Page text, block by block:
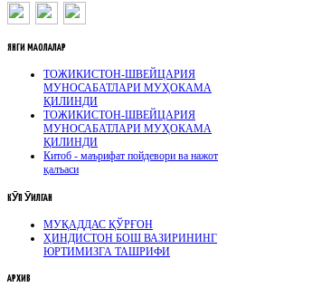
ЯНГИ МАҚОЛАЛАР
ТОЖИКИСТОН-ШВЕЙЦАРИЯ
МУНОСАБАТЛАРИ МУҲОКАМА
ҚИЛИНДИ
ТОЖИКИСТОН-ШВЕЙЦАРИЯ
МУНОСАБАТЛАРИ МУҲОКАМА
ҚИЛИНДИ
Китоб - маърифат пойдевори ва нажот
қалъаси
КӮП ӮҚИЛГАН
МУҚАДДАС ҚЎРҒОН
ҲИНДИСТОН БОШ ВАЗИРИНИНГ
ЮРТИМИЗГА ТАШРИФИ
АРХИВ